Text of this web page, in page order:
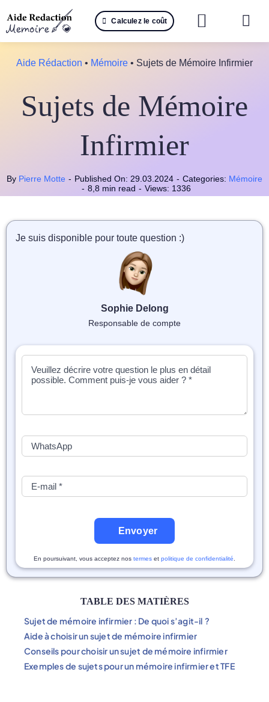
au
contenu
Calculez le coût
📚
📝
🎓
Aide Rédaction • Mémoire • Sujets de Mémoire Infirmier
Sujets de Mémoire
Infirmier
By Pierre Motte - Published On: 29.03.2024 - Categories: Mémoire
- 8,8 min read - Views: 1336
Je suis disponible pour toute question :)
Sophie Delong
Responsable de compte
Envoyer
En poursuivant, vous acceptez nos termes et politique de confidentialité
TABLE DES MATIÈRES
Sujet de mémoire infirmier : De quoi s’agit-il ?
Aide à choisir un sujet de mémoire infirmier
Conseils pour choisir un sujet de mémoire infirmier
Exemples de sujets pour un mémoire infirmier et TFE